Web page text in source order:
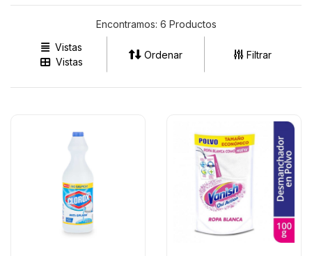
Encontramos: 6 Productos
Vistas
Vistas
Ordenar Filtrar